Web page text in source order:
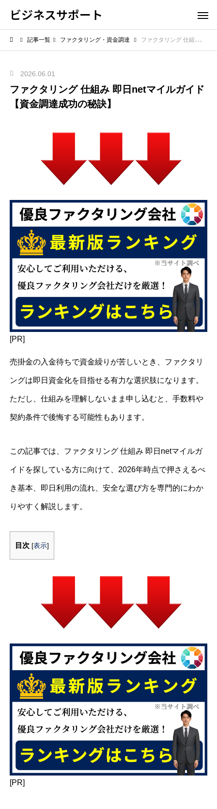
ビジネスサポート
記事一覧 ファクタリング・資金調達 ファクタリング 仕組み 即日netマイルガイド【資金調達成功の秘訣】
2026.06.01
ファクタリング 仕組み 即日netマイルガイド
【資金調達成功の秘訣】
[PR]
売掛金の入金待ちで資金繰りが苦しいとき、ファクタリ
ングは即日資金化を目指せる有力な選択肢になります。
ただし、仕組みを理解しないまま申し込むと、手数料や
契約条件で後悔する可能性もあります。
この記事では、ファクタリング 仕組み 即日netマイルガ
イドを探している方に向けて、2026年時点で押さえるべ
き基本、即日利用の流れ、安全な選び方を専門的にわか
りやすく解説します。
目次 [表示]
[PR]